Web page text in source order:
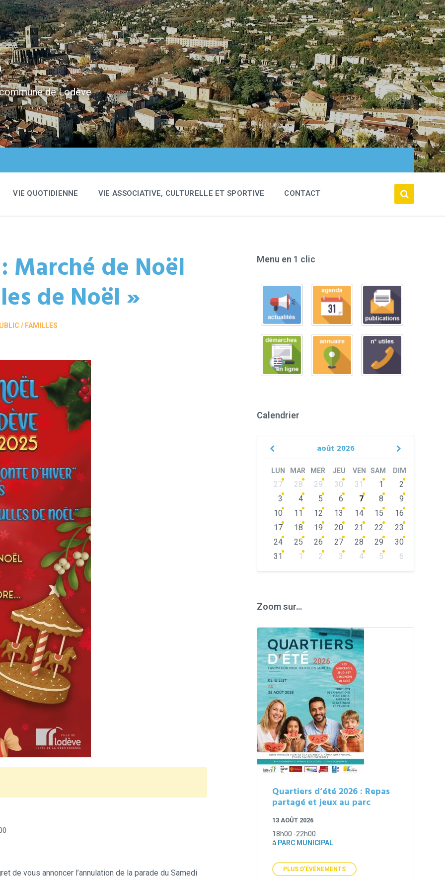
de Lodève
VIE QUOTIDIENNE VIE ASSOCIATIVE, CULTURELLE ET SPORTIVE CONTACT
Marché de Noël
de Noël »
/ FAMILLES
de vous annoncer l’annulation de la parade du Samedi
Menu en 1 clic
Calendrier
août 2026
Previous
Next
LUN MAR MER JEU VEN SAM DIM
Skip
calendar
days
27 28 29 30 31 1
2
3
4 5 6 7 8
9
10
11 12 13 14 15
16
17
18 19 20 21 22
23
24
25 26 27 28 29
30
31
1 2 3 4 5
6
Zoom sur…
Quartiers d’été 2026 : Repas
partagé et jeux au parc
13 AOÛT 2026
18h00 -22h00
à PARC MUNICIPAL
PLUS D'ÉVÉNEMENTS